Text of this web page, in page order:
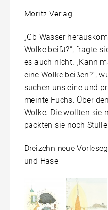
Moritz Verlag
„Ob Wasser
Wolke beißt?“, fragte
es auch nicht. „Kann
eine Wolke beißen?“,
suchen uns eine und
meinte Fuchs. Über
Wolke. Die wollten sie
packten sie noch
Dreizehn neue
und Hase